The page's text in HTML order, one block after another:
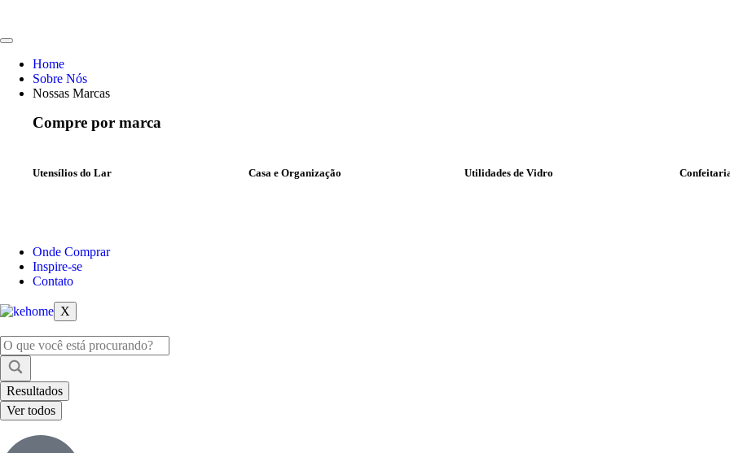
Home
Sobre Nós
Nossas Marcas
Compre por marca
Utensílios do Lar Casa e Organização Utilidades de Vidro
Onde Comprar
Inspire-se
Contato
X
Resultados
Ver todos